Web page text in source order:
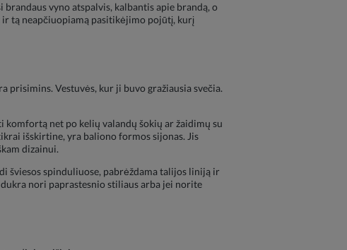
vyno atspalvis, kalbantis apie brandą, o
ir tą neapčiuopiamą pasitikėjimo pojūtį, kurį
prisimins. Vestuvės, kur ji buvo gražiausia svečia.
net po kelių valandų šokių ar žaidimų su
išskirtine, yra baliono formos sijonas. Jis
dizainui.
šviesos spinduliuose, pabrėždama talijos liniją ir
nori paprastesnio stiliaus arba jei norite